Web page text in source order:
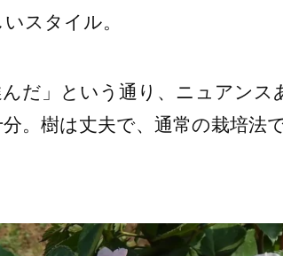
スタイル。
んだ」という通り、ニュアンス
。樹は丈夫で、通常の栽培法